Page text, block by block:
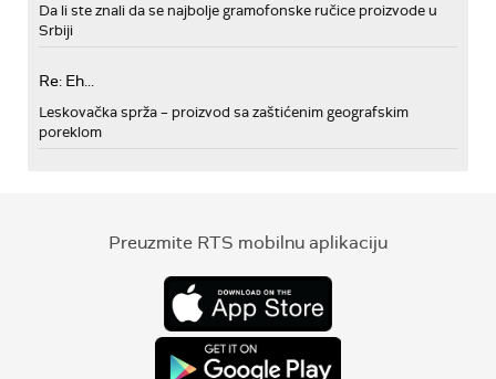
Da li ste znali da se najbolje gramofonske ručice proizvode u
Srbiji
Re: Eh...
Leskovačka sprža – proizvod sa zaštićenim geografskim
poreklom
Preuzmite RTS mobilnu aplikaciju